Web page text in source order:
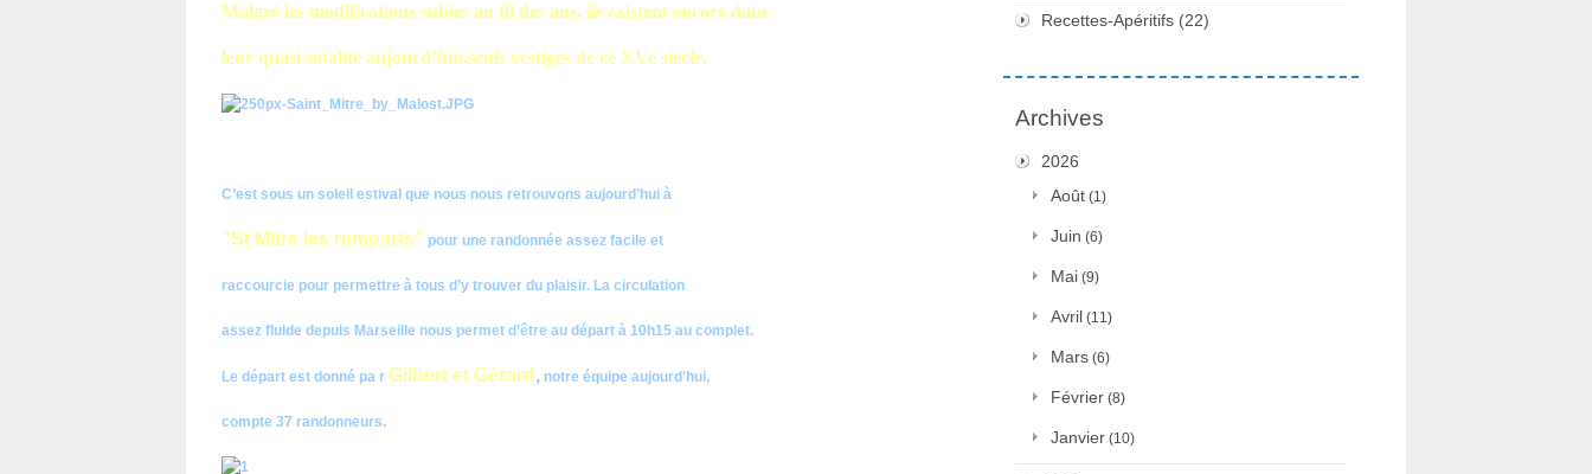
Malgré les modifications subies au fil des ans, ils existent encore dans
leur quasi-totalité aujourd’hui,seuls vestiges de ce XVe siècle.
C’est sous un soleil estival que nous nous retrouvons aujourd’hui à
"St Mitre les remparts" pour une randonnée assez facile et
raccourcie pour permettre à tous d’y trouver du plaisir. La circulation
assez fluide depuis Marseille nous permet d’être au départ à 10h15 au complet.
Le départ est donné pa r Gilbert et Gérard , notre équipe aujourd'hui,
compte 37 randonneurs.
Recettes-Apéritifs (22)
Archives
2026
Août (1)
Juin (6)
Mai (9)
Avril (11)
Mars (6)
Février (8)
Janvier (10)